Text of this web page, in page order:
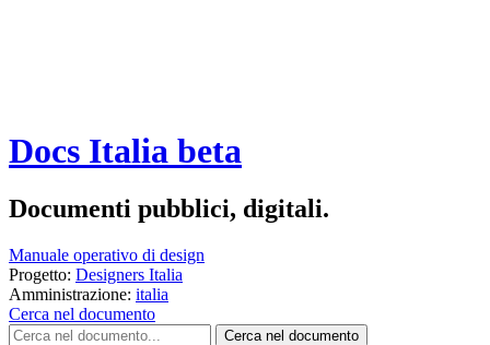
Docs Italia beta
Documenti pubblici, digitali.
Manuale operativo di design
Progetto: Designers Italia
Amministrazione: italia
Cerca nel documento
Cerca nel documento